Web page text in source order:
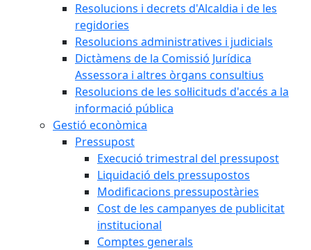
Resolucions i decrets d'Alcaldia i de les
regidories
Resolucions administratives i judicials
Dictàmens de la Comissió Jurídica
Assessora i altres òrgans consultius
Resolucions de les sol·licituds d'accés a la
informació pública
Gestió econòmica
Pressupost
Execució trimestral del pressupost
Liquidació dels pressupostos
Modificacions pressupostàries
Cost de les campanyes de publicitat
institucional
Comptes generals